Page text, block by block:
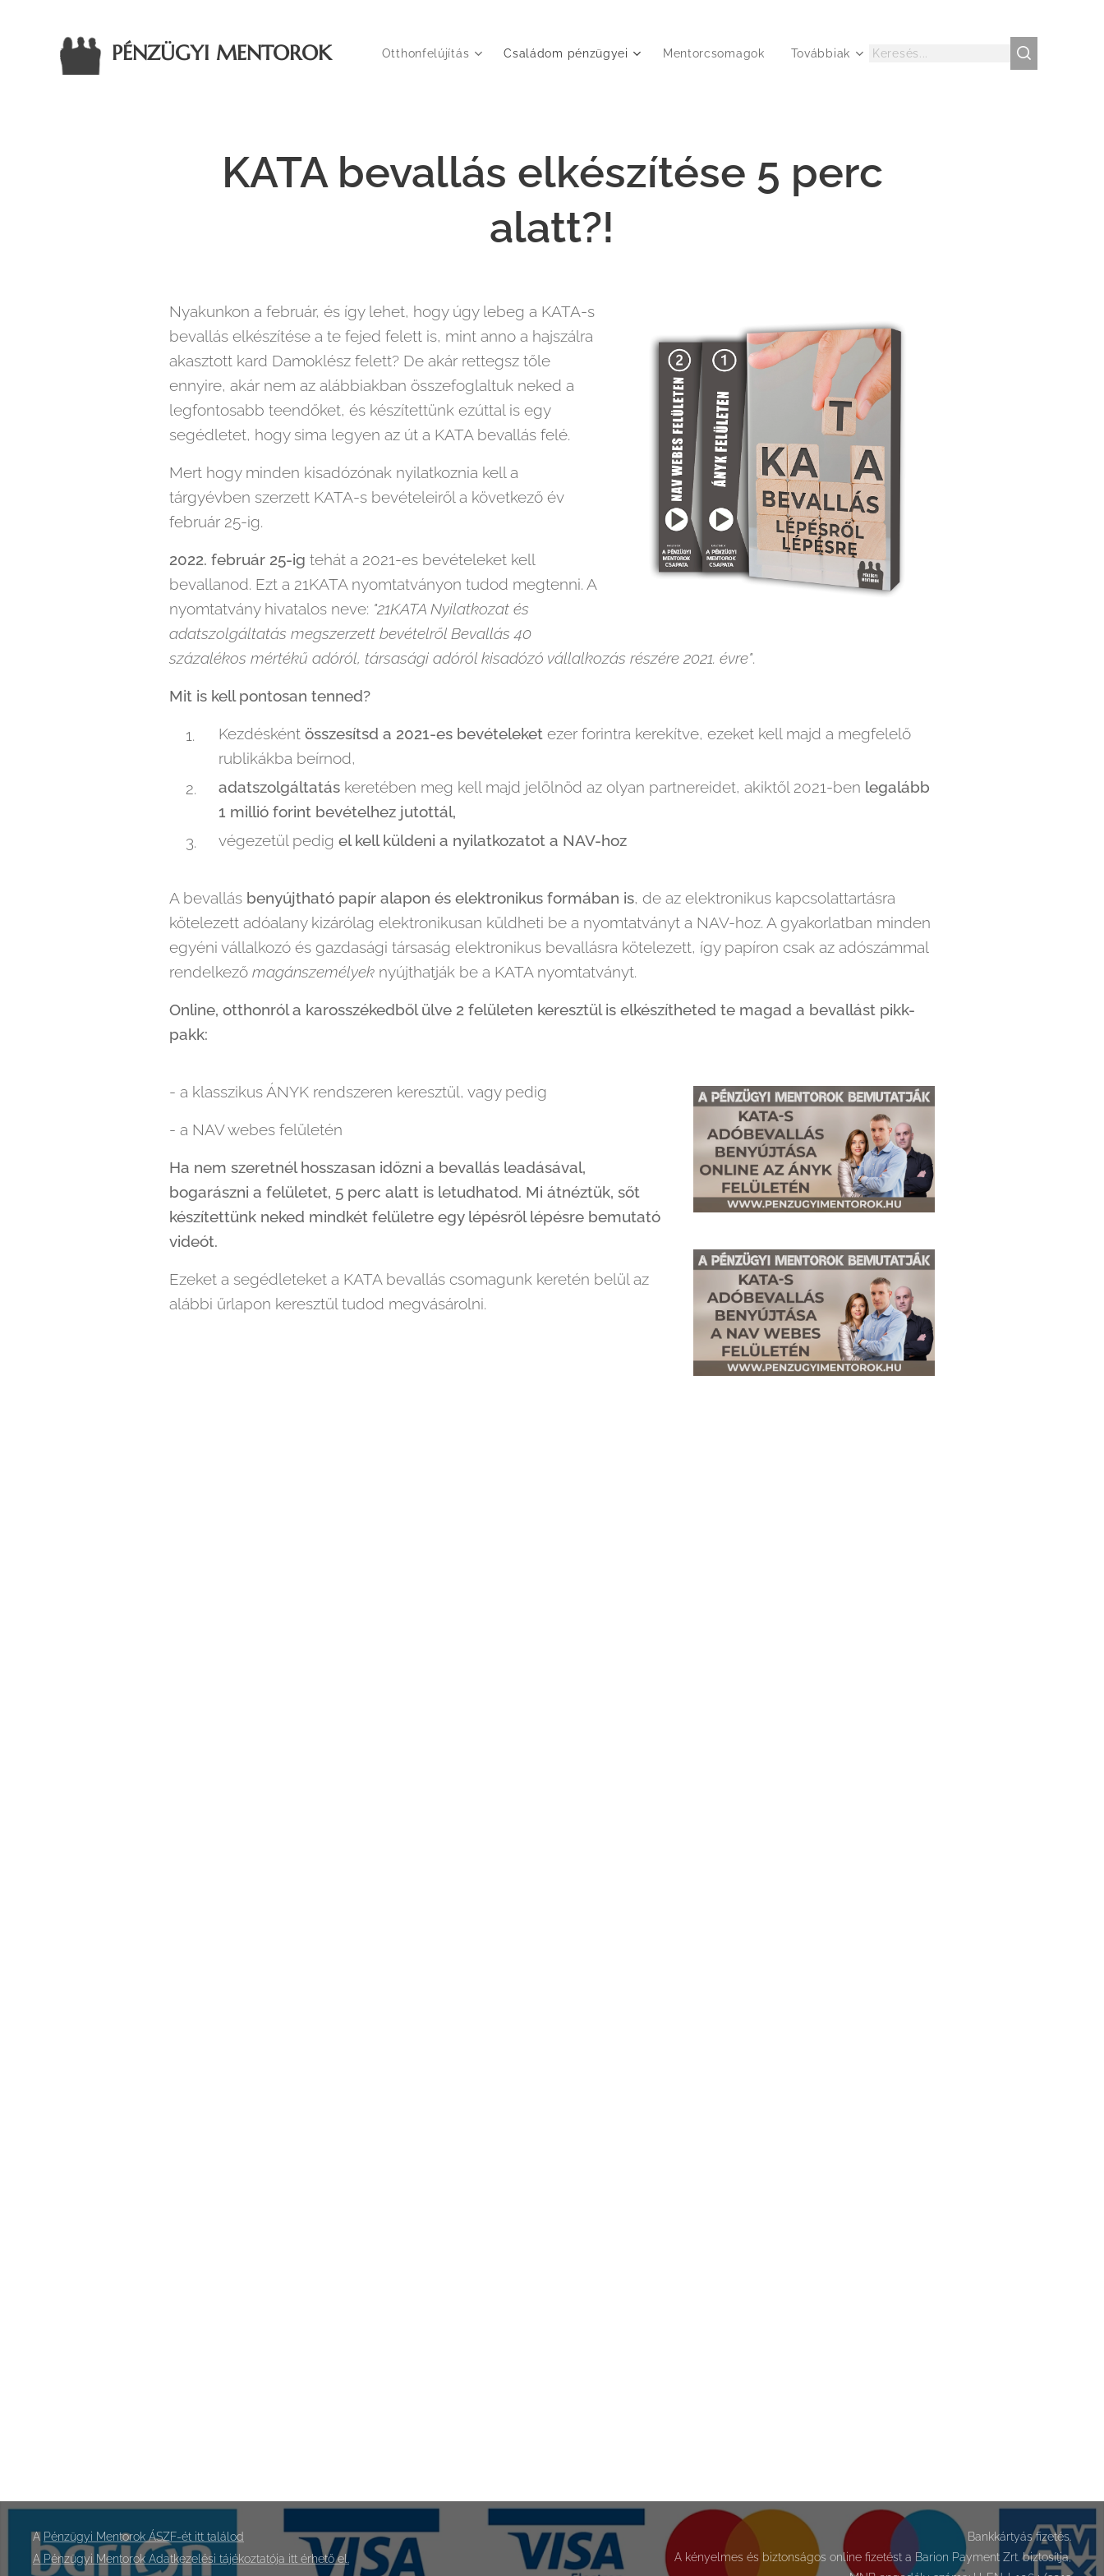
PÉNZÜGYI MENTOROK Otthonfelújítás Családom pénzügyei Mentorcsomagok Továbbiak
KATA bevallás elkészítése 5 perc
alatt?!
Nyakunkon a február, és így lehet, hogy úgy lebeg a KATA-s
bevallás elkészítése a te fejed felett is, mint anno a hajszálra
akasztott kard Damoklész felett? De akár rettegsz tőle
ennyire, akár nem az alábbiakban összefoglaltuk neked a
legfontosabb teendőket, és készítettünk ezúttal is egy
segédletet, hogy sima legyen az út a KATA bevallás felé.
Mert hogy minden kisadózónak nyilatkoznia kell a
tárgyévben szerzett KATA-s bevételeiről a következő év
február 25-ig.
2022. február 25-ig tehát a 2021-es bevételeket kell
bevallanod. Ezt a 21KATA nyomtatványon tudod megtenni. A
nyomtatvány hivatalos neve: "21KATA Nyilatkozat és
adatszolgáltatás megszerzett bevételről Bevallás 40
százalékos mértékű adóról, társasági adóról kisadózó vállalkozás részére 2021. évre".
Mit is kell pontosan tenned?
Kezdésként összesítsd a 2021-es bevételeket ezer forintra kerekítve, ezeket kell majd a megfelelő
rublikákba beírnod,
adatszolgáltatáskeretében meg kell majd jelölnöd az olyan partnereidet, akiktől 2021-ben legalább
1 millió forint bevételhez jutottál,
végezetül pedig el kell küldeni a nyilatkozatot a NAV-hoz
A bevallásbenyújtható papír alapon és elektronikus formában is, de az elektronikus kapcsolattartásra
kötelezett adóalany kizárólag elektronikusan küldheti be a nyomtatványt a NAV-hoz. A gyakorlatban minden
egyéni vállalkozó és gazdasági társaság elektronikus bevallásra kötelezett, így papíron csak az adószámmal
rendelkező magánszemélyeknyújthatják be a KATA nyomtatványt.
Online, otthonról a karosszékedből ülve 2 felületen keresztül is elkészítheted te magad a bevallást pikk-
pakk:
- a klasszikus ÁNYK rendszeren keresztül, vagy pedig
- a NAV webes felületén
Ha nem szeretnél hosszasan időzni a bevallás leadásával,
bogarászni a felületet, 5 perc alatt is letudhatod. Mi átnéztük, sőt
készítettünk neked mindkét felületre egy lépésről lépésre bemutató
videót.
Ezeket a segédleteket a KATA bevallás csomagunk keretén belül az
alábbi űrlapon keresztül tudod megvásárolni.
A Pénzügyi Mentorok ÁSZF-ét itt találod
A Pénzügyi Mentorok Adatkezelési tájékoztatója itt érhető el.
Bankkártyás fizetés.
A kényelmes és biztonságos online fizetést a Barion Payment Zrt. biztosítja,